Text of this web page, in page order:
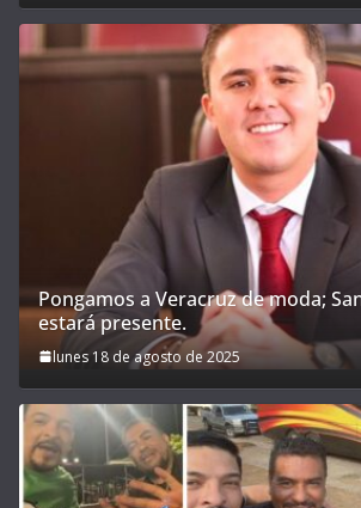
Pongamos a Veracruz de moda;
estará presente.
lunes 18 de agosto de 2025